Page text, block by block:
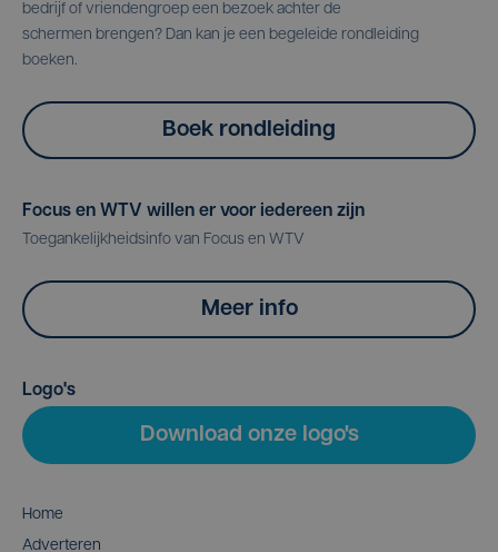
bedrijf of vriendengroep een bezoek achter de
schermen brengen? Dan kan je een begeleide rondleiding
boeken.
Boek rondleiding
Focus en WTV willen er voor iedereen zijn
Toegankelijkheidsinfo van Focus en WTV
Meer info
Logo's
Download onze logo's
Home
Adverteren